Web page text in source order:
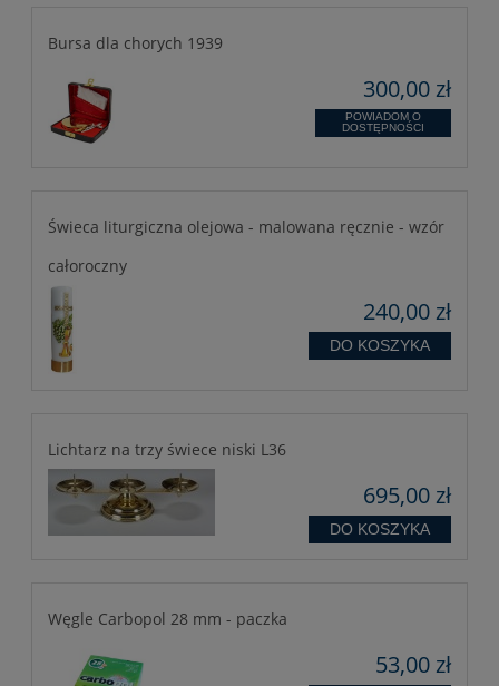
Bursa dla chorych 1939
300,00 zł
POWIADOM O
DOSTĘPNOŚCI
Świeca liturgiczna olejowa - malowana ręcznie - wzór
całoroczny
240,00 zł
DO KOSZYKA
Lichtarz na trzy świece niski L36
695,00 zł
DO KOSZYKA
Węgle Carbopol 28 mm - paczka
53,00 zł